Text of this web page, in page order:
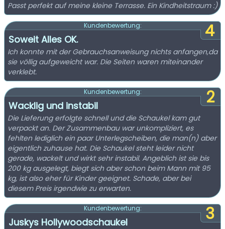
Passt perfekt auf meine kleine Terrasse. Ein Kindheitstraum :)
4
Kundenbewertung:
Soweit Alles OK.
Ich konnte mit der Gebrauchsanweisung nichts anfangen,da
sie völlig aufgeweicht war. Die Seiten waren miteinander
verklebt.
2
Kundenbewertung:
Wacklig und instabil
Die Lieferung erfolgte schnell und die Schaukel kam gut
verpackt an. Der Zusammenbau war unkompliziert, es
fehlten lediglich ein paar Unterlegscheiben, die man(n) aber
eigentlich zuhause hat. Die Schaukel steht leider nicht
gerade, wackelt und wirkt sehr instabil. Angeblich ist sie bis
200 kg ausgelegt, biegt sich aber schon beim Mann mit 95
kg, ist also eher für Kinder geeignet. Schade, aber bei
diesem Preis irgendwie zu erwarten.
3
Kundenbewertung:
Juskys Hollywoodschaukel